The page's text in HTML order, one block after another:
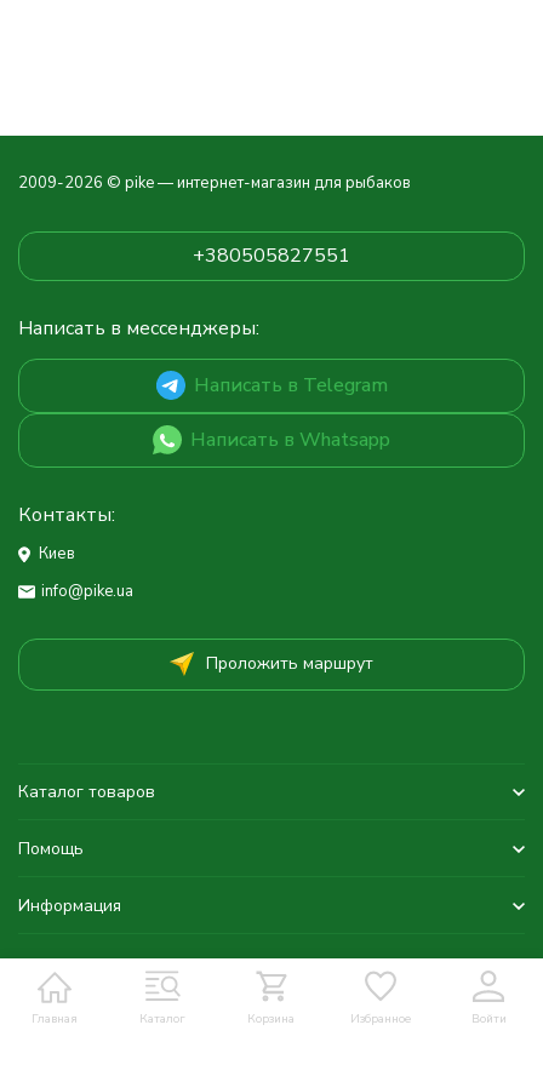
Главная Каталог Корзина Избранное Войти
2009-2026 © pike — интернет-магазин для рыбаков
+380505827551
Написать в мессенджеры:
Написать в Telegram
Написать в Whatsapp
Контакты:
Киев
info@pike.ua
Проложить маршрут
Каталог товаров
Помощь
Информация